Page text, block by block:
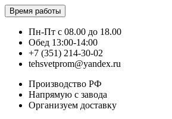
Время работы
Пн-Пт с 08.00 до 18.00
Обед 13:00-14:00
+7 (351) 214-30-02
tehsvetprom@yandex.ru
Производство РФ
Напрямую с завода
Организуем доставку